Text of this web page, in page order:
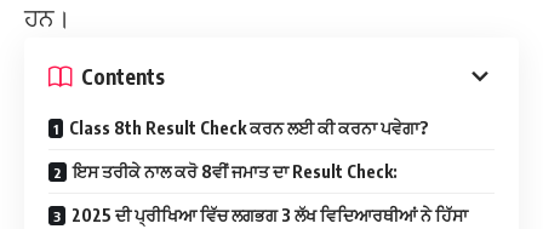
ਹਨ।
Contents
Class 8th Result Check ਕਰਨ ਲਈ ਕੀ ਕਰਨਾ ਪਵੇਗਾ?
ਇਸ ਤਰੀਕੇ ਨਾਲ ਕਰੋ 8ਵੀਂ ਜਮਾਤ ਦਾ Result Check:
2025 ਦੀ ਪ੍ਰੀਖਿਆ ਵਿੱਚ ਲਗਭਗ 3 ਲੱਖ ਵਿਦਿਆਰਥੀਆਂ ਨੇ ਹਿੱਸਾ